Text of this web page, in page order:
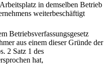
in demselben Betrieb
weiterbeschäftigt
Betriebsverfassungsgesetz
aus einem dieser Gründe der
2 Satz 1 des
hat,